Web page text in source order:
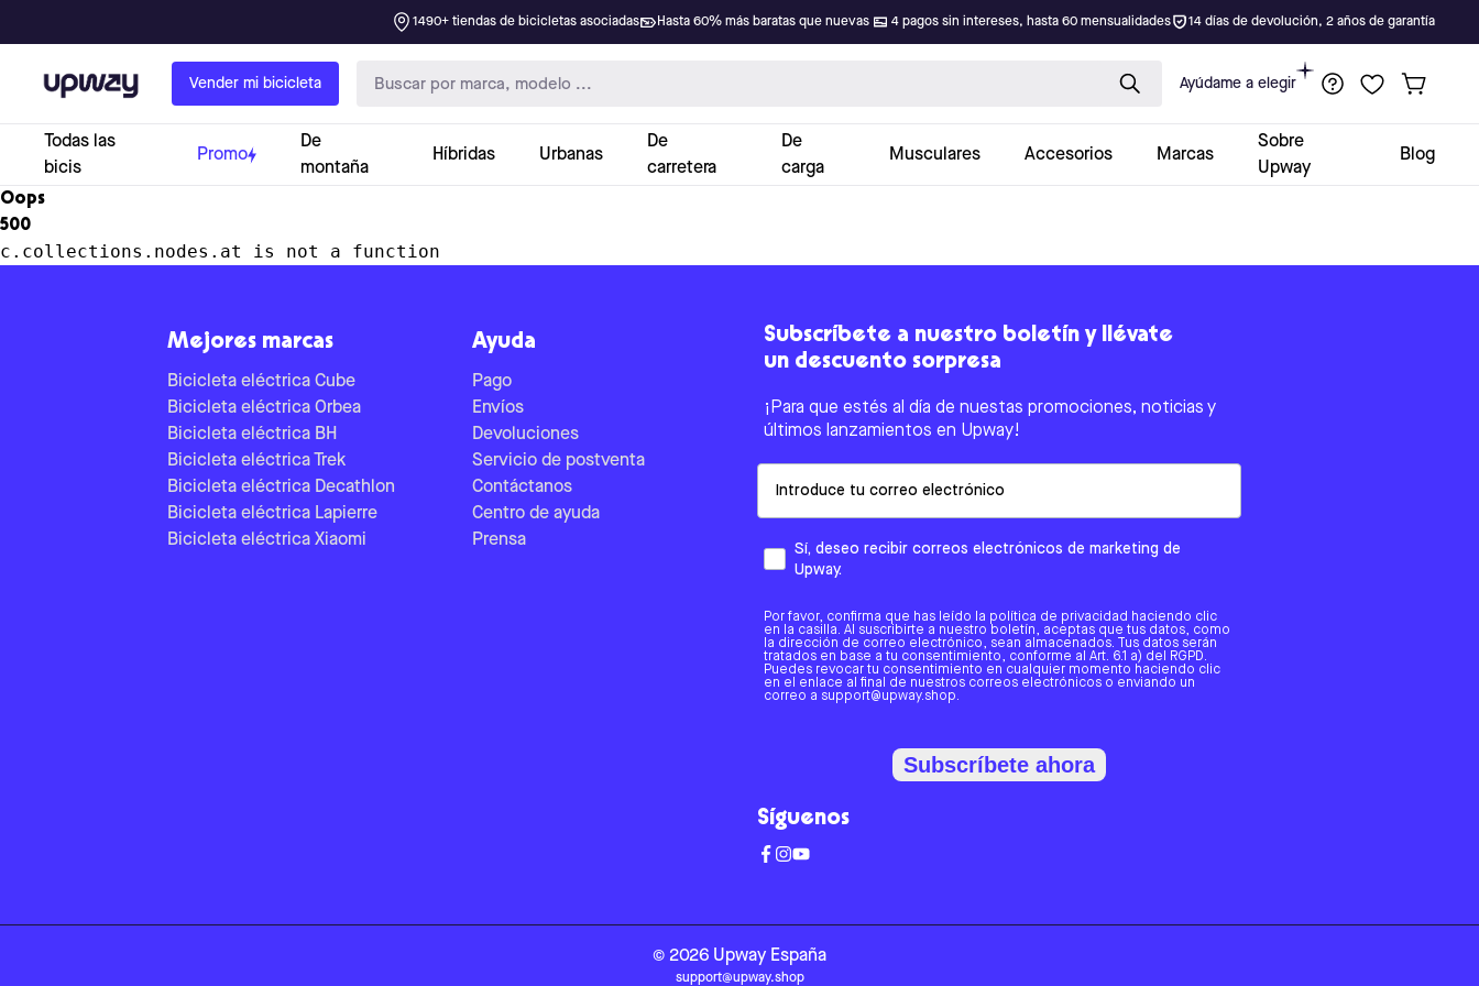
1490+ tiendas de bicicletas asociadas Hasta 60% más baratas que nuevas 4 pagos sin intereses, hasta 60 mensualidades 14 días de devolución, 2 años de garantía
Upway Vender mi bicicleta Ayúdame a elegir
Todas las
bicis
Promo
De
montaña
Híbridas Urbanas
De
carretera
De
carga
Musculares Accesorios Marcas
Sobre
Upway
Blog
Oops
500
c.collections.nodes.at is not a function
Mejores marcas
Bicicleta eléctrica Cube
Bicicleta eléctrica Orbea
Bicicleta eléctrica BH
Bicicleta eléctrica Trek
Bicicleta eléctrica Decathlon
Bicicleta eléctrica Lapierre
Bicicleta eléctrica Xiaomi
Ayuda
Pago
Envíos
Devoluciones
Servicio de postventa
Contáctanos
Centro de ayuda
Prensa
Subscríbete a nuestro boletín y llévate
un descuento sorpresa
¡Para que estés al día de nuestas promociones, noticias y
últimos lanzamientos en Upway!
Sí, deseo recibir correos electrónicos de marketing de
Upway.
Por favor, confirma que has leído la política de privacidad haciendo clic
en la casilla. Al suscribirte a nuestro boletín, aceptas que tus datos, como
la dirección de correo electrónico, sean almacenados. Tus datos serán
tratados en base a tu consentimiento, conforme al Art. 6.1 a) del RGPD.
Puedes revocar tu consentimiento en cualquier momento haciendo clic
en el enlace al final de nuestros correos electrónicos o enviando un
correo a support@upway.shop.
Subscríbete ahora
Síguenos
© 2026 Upway España
support@upway.shop